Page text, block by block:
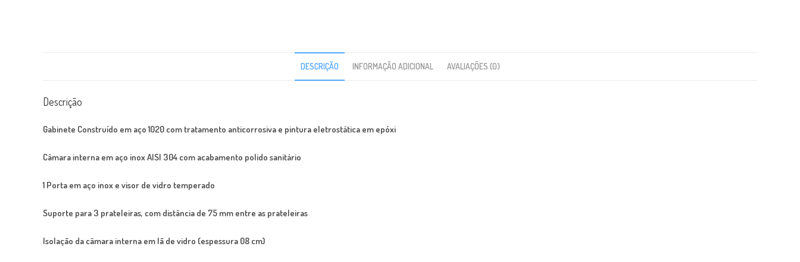
DESCRIÇÃO INFORMAÇÃO ADICIONAL AVALIAÇÕES (0)
Descrição
Gabinete Construído em aço 1020 com tratamento anticorrosiva e pintura eletrostática em epóxi
Câmara interna em aço inox AISI 304 com acabamento polido sanitário
1 Porta em aço inox e visor de vidro temperado
Suporte para 3 prateleiras, com distância de 75 mm entre as prateleiras
Isolação da câmara interna em lã de vidro (espessura 08 cm)